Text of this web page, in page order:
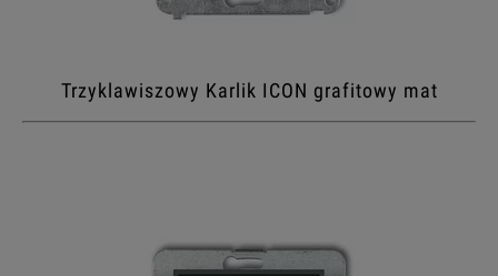
Trzyklawiszowy Karlik ICON grafitowy mat